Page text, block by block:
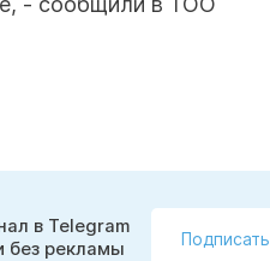
в Telegram
без рекламы